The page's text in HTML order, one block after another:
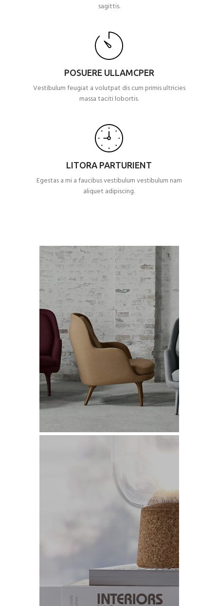
sagittis.
POSUERE ULLAMCPER
Vestibulum feugiat a volutpat dis cum primis ultricies
massa taciti lobortis.
LITORA PARTURIENT
Egestas a mi a faucibus vestibulum vestibulum nam
aliquet adipiscing.